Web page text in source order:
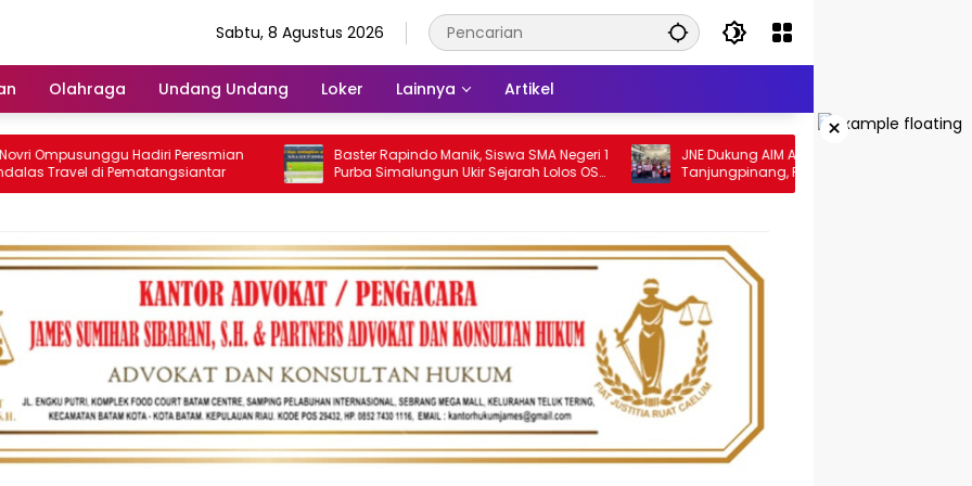
Sabtu, 8 Agustus 2026
Olahraga Undang Undang Loker Lainnya Artikel
×
Hadiri Peresmian
di Pematangsiantar
Baster Rapindo Manik, Siswa SMA Negeri 1
Purba Simalungun Ukir Sejarah Lolos OSN
Tingkat Nasional
JNE Dukung AIM ASEAN Roadshow to
Tanjungpinang, Perkuat Daya Saing
UMKM melalui Pemanfaatan Teknologi AI